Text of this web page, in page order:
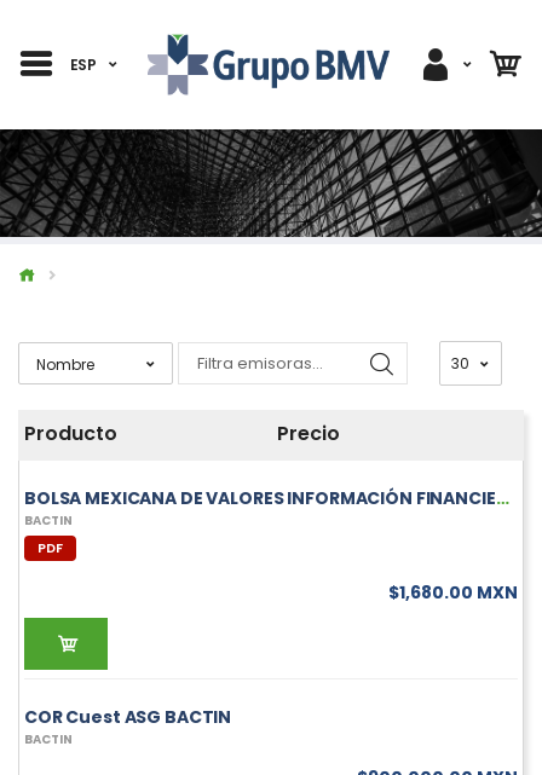
ESP
Producto Precio
BOLSA MEXICANA DE VALORES INFORMACIÓN FINANCIERA TRIMESTRAL DE BACTIN
BACTIN
PDF
$1,680.00 MXN
COR Cuest ASG BACTIN
BACTIN